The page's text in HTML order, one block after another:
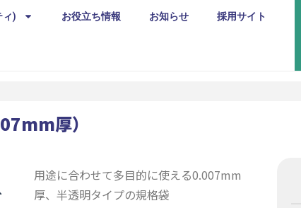
ィ) お役立ち情報 お知らせ 採用サイト
厚）
用途に合わせて多目的に使える0.007mm
厚、半透明タイプの規格袋